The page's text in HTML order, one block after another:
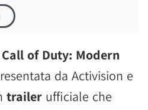
of Duty: Modern
da Activision e
trailer ufficiale che